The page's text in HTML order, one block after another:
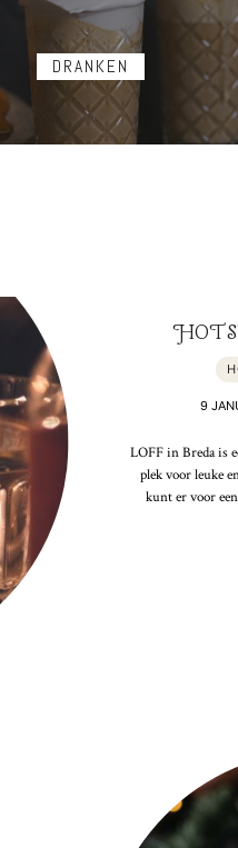
DRANKEN
9
LOFF in Breda is
plek voor leuke
kunt er voor